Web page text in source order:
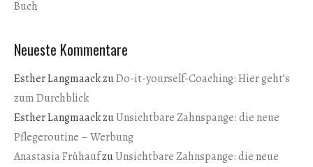
Buch
Neueste Kommentare
Esther LangmaackzuDo-it-yourself-Coaching: Hier geht’s
zum Durchblick
Esther LangmaackzuUnsichtbare Zahnspange: die neue
Pflegeroutine – Werbung
Anastasia FrühaufzuUnsichtbare Zahnspange: die neue